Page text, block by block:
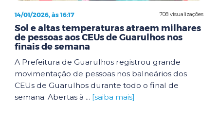
708 visualizações
14/01/2026, às 16:17
Sol e altas temperaturas atraem milhares
de pessoas aos CEUs de Guarulhos nos
finais de semana
A Prefeitura de Guarulhos registrou grande
movimentação de pessoas nos balneários dos
CEUs de Guarulhos durante todo o final de
semana. Abertas à ... [saiba mais]